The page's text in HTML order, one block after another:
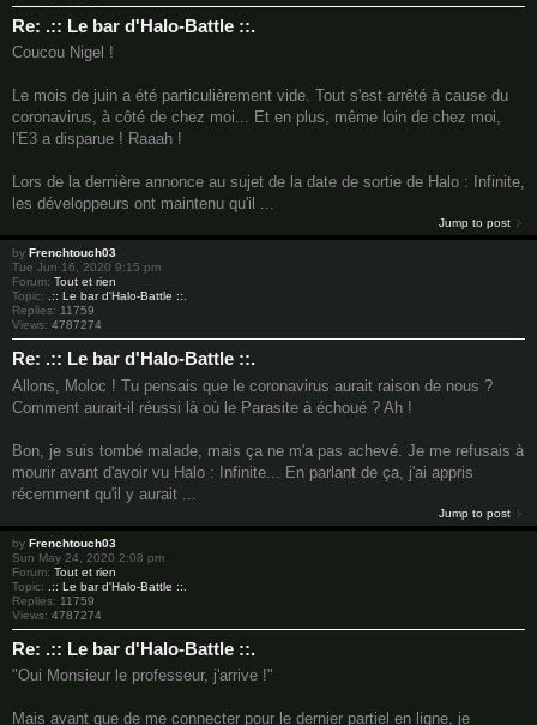
Re: .:: Le bar d'Halo-Battle ::.
Coucou Nigel !
Le mois de juin a été particulièrement vide. Tout s'est arrêté à cause du
coronavirus, à côté de chez moi... Et en plus, même loin de chez moi,
l'E3 a disparue ! Raaah !
Lors de la dernière annonce au sujet de la date de sortie de Halo : Infinite,
les développeurs ont maintenu qu'il ...
Jump to post
by Frenchtouch03
Tue Jun 16, 2020 9:15 pm
Forum: Tout et rien
Topic:
.:: Le bar d'Halo-Battle ::.
Replies: 11759
Views: 4787274
Re: .:: Le bar d'Halo-Battle ::.
Allons, Moloc ! Tu pensais que le coronavirus aurait raison de nous ?
Comment aurait-il réussi là où le Parasite à échoué ? Ah !
Bon, je suis tombé malade, mais ça ne m'a pas achevé. Je me refusais à
mourir avant d'avoir vu Halo : Infinite... En parlant de ça, j'ai appris
récemment qu'il y aurait ...
Jump to post
by Frenchtouch03
Sun May 24, 2020 2:08 pm
Forum: Tout et rien
Topic:
.:: Le bar d'Halo-Battle ::.
Replies: 11759
Views: 4787274
Re: .:: Le bar d'Halo-Battle ::.
"Oui Monsieur le professeur, j'arrive !"
Mais avant que de me connecter pour le dernier partiel en ligne, je